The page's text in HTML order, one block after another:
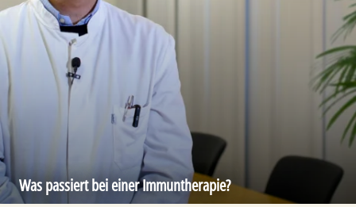
Was passiert bei einer Immuntherapie?